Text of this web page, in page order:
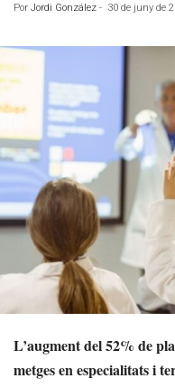
Por Jordi González - 30 de juny de
L’augment del 52% de
metges en especialitats i